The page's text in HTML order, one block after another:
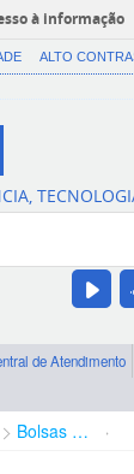
à informação
ALTO
de Atendimento
Bolsas e Auxílios Vigentes